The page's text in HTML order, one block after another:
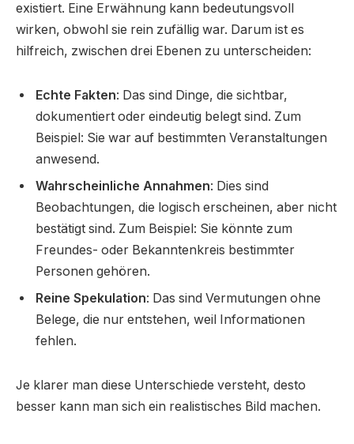
existiert. Eine Erwähnung kann bedeutungsvoll
wirken, obwohl sie rein zufällig war. Darum ist es
hilfreich, zwischen drei Ebenen zu unterscheiden:
Echte Fakten: Das sind Dinge, die sichtbar,
dokumentiert oder eindeutig belegt sind. Zum
Beispiel: Sie war auf bestimmten Veranstaltungen
anwesend.
Wahrscheinliche Annahmen: Dies sind
Beobachtungen, die logisch erscheinen, aber nicht
bestätigt sind. Zum Beispiel: Sie könnte zum
Freundes- oder Bekanntenkreis bestimmter
Personen gehören.
Reine Spekulation: Das sind Vermutungen ohne
Belege, die nur entstehen, weil Informationen
fehlen.
Je klarer man diese Unterschiede versteht, desto
besser kann man sich ein realistisches Bild machen.